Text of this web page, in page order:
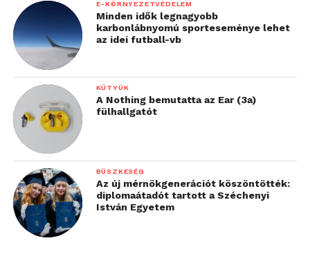
AFuse X1 3D nyomtató
E-KÖRNYEZETVÉDELEM
Minden idők legnagyobb
karbonlábnyomú sporteseménye lehet
az idei futball-vb
KÜTYÜK
A Nothing bemutatta az Ear (3a)
fülhallgatót
BÜSZKESÉG
Az új mérnökgenerációt köszöntötték:
diplomaátadót tartott a Széchenyi
István Egyetem